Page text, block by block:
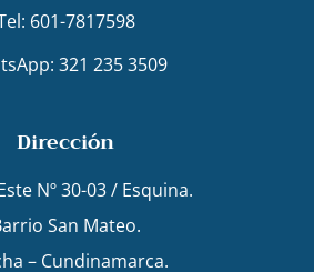
601-7817598
321 235 3509
Dirección
Nº 30-03 / Esquina.
San Mateo.
– Cundinamarca.